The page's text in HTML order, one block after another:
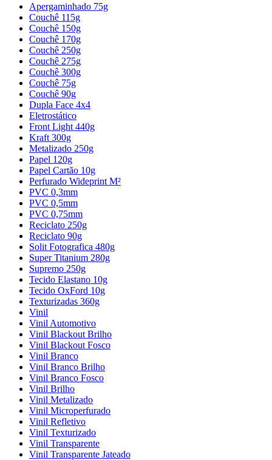
Apergaminhado 75g
Couchê 115g
Couchê 150g
Couchê 170g
Couchê 250g
Couchê 275g
Couchê 300g
Couchê 75g
Couchê 90g
Dupla Face 4x4
Eletrostático
Front Light 440g
Kraft 300g
Metalizado 250g
Papel 120g
Papel Cartão 10g
Perfurado Wideprint M²
PVC 0,3mm
PVC 0,5mm
PVC 0,75mm
Reciclato 250g
Reciclato 90g
Solit Fotografica 480g
Super Titanium 280g
Supremo 250g
Tecido Elastano 10g
Tecido OxFord 10g
Texturizadas 360g
Vinil
Vinil Automotivo
Vinil Blackout Brilho
Vinil Blackout Fosco
Vinil Branco
Vinil Branco Brilho
Vinil Branco Fosco
Vinil Brilho
Vinil Metalizado
Vinil Microperfurado
Vinil Refletivo
Vinil Texturizado
Vinil Transparente
Vinil Transparente Jateado